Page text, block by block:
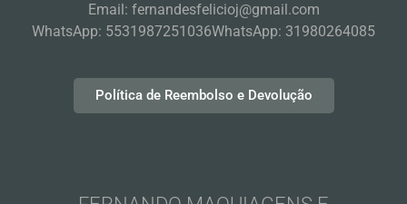
Email: fernandesfelicioj@gmail.com
WhatsApp: 5531987251036WhatsApp: 31980264085
Política de Reembolso e Devolução